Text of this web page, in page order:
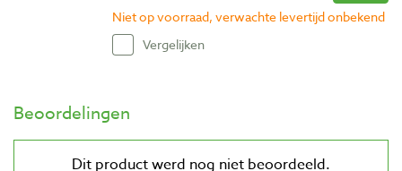
Niet op voorraad, verwachte levertijd onbekend
Vergelijken
Beoordelingen